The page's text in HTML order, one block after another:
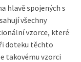
hlavě spojených s
všechny
vzorce, které
doteku těchto
takovému vzorci